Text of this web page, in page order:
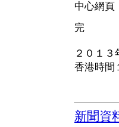
中心網頁
完
２０１３
香港時間
新聞資